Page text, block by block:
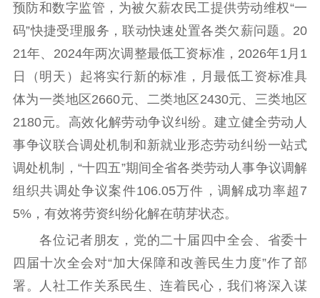
预防和数字监管，为被欠薪农民工提供劳动维权“一
码”快捷受理服务，联动快速处置各类欠薪问题。20
21年、2024年两次调整最低工资标准，2026年1月1
日（明天）起将实行新的标准，月最低工资标准具
体为一类地区2660元、二类地区2430元、三类地区
2180元。高效化解劳动争议纠纷。建立健全劳动人
事争议联合调处机制和新就业形态劳动纠纷一站式
调处机制，“十四五”期间全省各类劳动人事争议调解
组织共调处争议案件106.05万件，调解成功率超7
5%，有效将劳资纠纷化解在萌芽状态。
各位记者朋友，党的二十届四中全会、省委十
四届十次全会对“加大保障和改善民生力度”作了部
署。人社工作关系民生、连着民心，我们将深入谋